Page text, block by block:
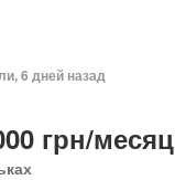
6 дней назад
грн/месяц